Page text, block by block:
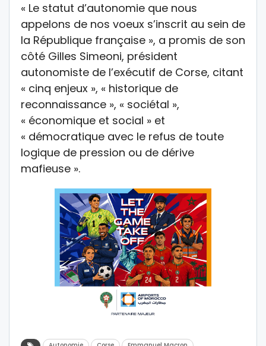
« Le statut d’autonomie que nous
appelons de nos voeux s’inscrit au sein de
la République française », a promis de son
côté Gilles Simeoni, président
autonomiste de l’exécutif de Corse, citant
« cinq enjeux », « historique de
reconnaissance », « sociétal »,
« économique et social » et
« démocratique avec le refus de toute
logique de pression ou de dérive
mafieuse ».